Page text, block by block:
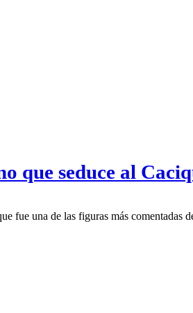
que seduce al
fue una de las figuras más comentadas